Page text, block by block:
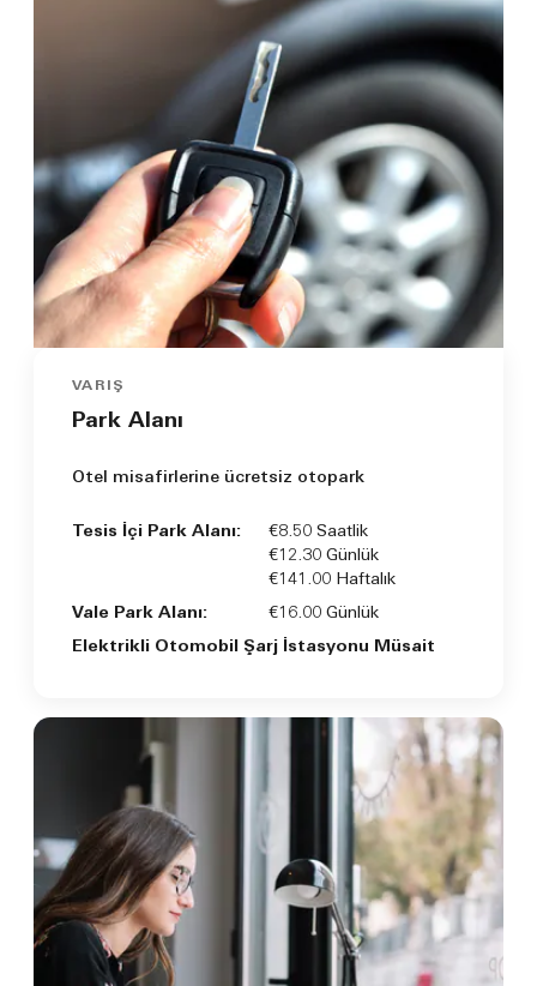
VARIŞ
Park Alanı
Otel misafirlerine ücretsiz otopark
Tesis İçi Park Alanı:
€8.50 Saatlik
€12.30 Günlük
€141.00 Haftalık
Vale Park Alanı:
€16.00 Günlük
Elektrikli Otomobil Şarj İstasyonu Müsait